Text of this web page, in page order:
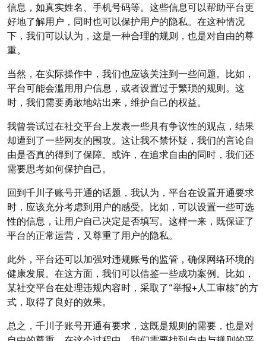
信息，如真实姓名、手机号码等。这些信息可以帮助平台更
好地了解用户，同时也可以保护用户的隐私。在这种情况
下，我们可以认为，这是一种合理的规则，也是对自由的尊
重。
当然，在实际操作中，我们也应该关注到一些问题。比如，
平台可能会滥用用户信息，或者设置过于繁琐的规则。这
时，我们需要勇敢地站出来，维护自己的权益。
我曾尝试过在社交平台上发表一些具有争议性的观点，结果
却遭到了一些网友的围攻。这让我不禁怀疑，我们的言论自
由是否真的得到了保障。或许，在追求自由的同时，我们还
需要思考如何保护自己。
回到千川子账号开通的话题，我认为，平台在设置开通要求
时，应该充分考虑到用户的感受。比如，可以设置一些可选
性的信息，让用户自己决定是否填写。这样一来，既保证了
平台的正常运营，又尊重了用户的隐私。
此外，平台还可以加强对违规账号的监管，确保网络环境的
健康发展。在这方面，我们可以借鉴一些成功案例。比如，
某社交平台在处理违规内容时，采取了“举报+人工审核”的方
式，取得了良好的效果。
总之，千川子账号开通有要求，这既是规则的需要，也是对